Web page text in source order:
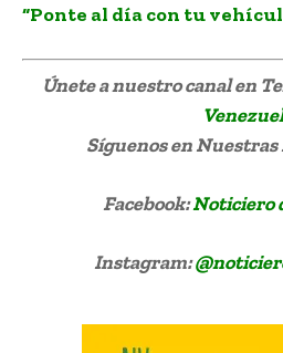
“Ponte al día con tu
Únete a nuestro canal en
Síguenosen Nuestras
Facebook:Noticiero
Instagram: